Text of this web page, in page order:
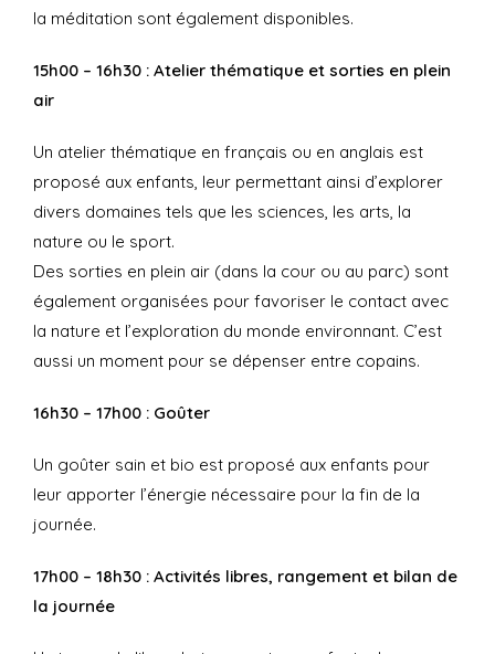
la méditation sont également disponibles.
15h00 – 16h30 : Atelier thématique et sorties en plein
air
Un atelier thématique en français ou en anglais est
proposé aux enfants, leur permettant ainsi d’explorer
divers domaines tels que les sciences, les arts, la
nature ou le sport.
Des sorties en plein air (dans la cour ou au parc) sont
également organisées pour favoriser le contact avec
la nature et l’exploration du monde environnant. C’est
aussi un moment pour se dépenser entre copains.
16h30 – 17h00 : Goûter
Un goûter sain et bio est proposé aux enfants pour
leur apporter l’énergie nécessaire pour la fin de la
journée.
17h00 – 18h30 : Activités libres, rangement et bilan de
la journée